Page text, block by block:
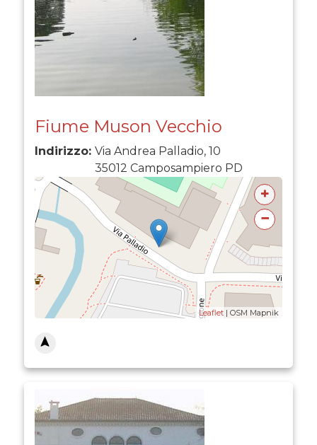
Fiume Muson Vecchio
Indirizzo: Via Andrea Palladio, 10
35012 Camposampiero PD
+
−
Leaflet | OSM Mapnik